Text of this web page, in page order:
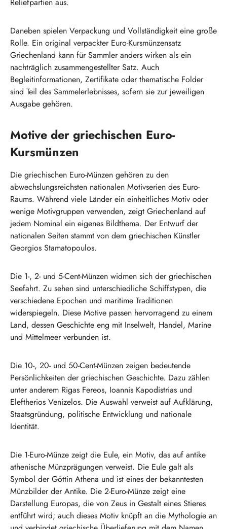
Reliefpartien aus.
Daneben spielen Verpackung und Vollständigkeit eine große
Rolle. Ein original verpackter Euro-Kursmünzensatz
Griechenland kann für Sammler anders wirken als ein
nachträglich zusammengestellter Satz. Auch
Begleitinformationen, Zertifikate oder thematische Folder
sind Teil des Sammelerlebnisses, sofern sie zur jeweiligen
Ausgabe gehören.
Motive der griechischen Euro-
Kursmünzen
Die griechischen Euro-Münzen gehören zu den
abwechslungsreichsten nationalen Motivserien des Euro-
Raums. Während viele Länder ein einheitliches Motiv oder
wenige Motivgruppen verwenden, zeigt Griechenland auf
jedem Nominal ein eigenes Bildthema. Der Entwurf der
nationalen Seiten stammt von dem griechischen Künstler
Georgios Stamatopoulos.
Die 1-, 2- und 5-Cent-Münzen widmen sich der griechischen
Seefahrt. Zu sehen sind unterschiedliche Schiffstypen, die
verschiedene Epochen und maritime Traditionen
widerspiegeln. Diese Motive passen hervorragend zu einem
Land, dessen Geschichte eng mit Inselwelt, Handel, Marine
und Mittelmeer verbunden ist.
Die 10-, 20- und 50-Cent-Münzen zeigen bedeutende
Persönlichkeiten der griechischen Geschichte. Dazu zählen
unter anderem Rigas Fereos, Ioannis Kapodistrias und
Eleftherios Venizelos. Die Auswahl verweist auf Aufklärung,
Staatsgründung, politische Entwicklung und nationale
Identität.
Die 1-Euro-Münze zeigt die Eule, ein Motiv, das auf antike
athenische Münzprägungen verweist. Die Eule galt als
Symbol der Göttin Athena und ist eines der bekanntesten
Münzbilder der Antike. Die 2-Euro-Münze zeigt eine
Darstellung Europas, die von Zeus in Gestalt eines Stieres
entführt wird; auch dieses Motiv knüpft an die Mythologie an